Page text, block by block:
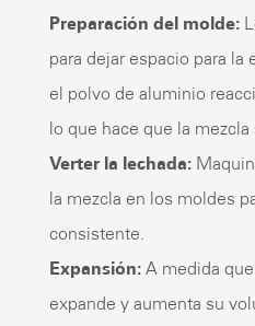
Preparación del molde:
para dejar espacio para la
el polvo de aluminio
lo que hace que la mezcla
Verter la lechada:
la mezcla en los moldes
consistente.
Expansión: A medida
expande y aumenta su